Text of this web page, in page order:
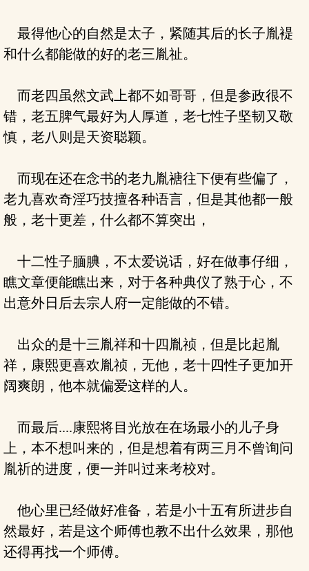
最得他心的自然是太子，紧随其后的长子胤褆
和什么都能做的好的老三胤祉。
而老四虽然文武上都不如哥哥，但是参政很不
错，老五脾气最好为人厚道，老七性子坚韧又敬
慎，老八则是天资聪颖。
而现在还在念书的老九胤禟往下便有些偏了，
老九喜欢奇淫巧技擅各种语言，但是其他都一般
般，老十更差，什么都不算突出，
十二性子腼腆，不太爱说话，好在做事仔细，
瞧文章便能瞧出来，对于各种典仪了熟于心，不
出意外日后去宗人府一定能做的不错。
出众的是十三胤祥和十四胤祯，但是比起胤
祥，康熙更喜欢胤祯，无他，老十四性子更加开
阔爽朗，他本就偏爱这样的人。
而最后....康熙将目光放在在场最小的儿子身
上，本不想叫来的，但是想着有两三月不曾询问
胤祈的进度，便一并叫过来考校对。
他心里已经做好准备，若是小十五有所进步自
然最好，若是这个师傅也教不出什么效果，那他
还得再找一个师傅。